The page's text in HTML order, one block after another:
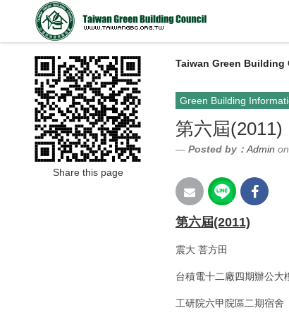
Taiwan Green Building
Green Building
第六屆(2011)
Posted by： Admin
第六屆(2011)
震大 菩方田
台積電十二廠四期辦公大
工研院六甲院區二期宿舍
Share this page